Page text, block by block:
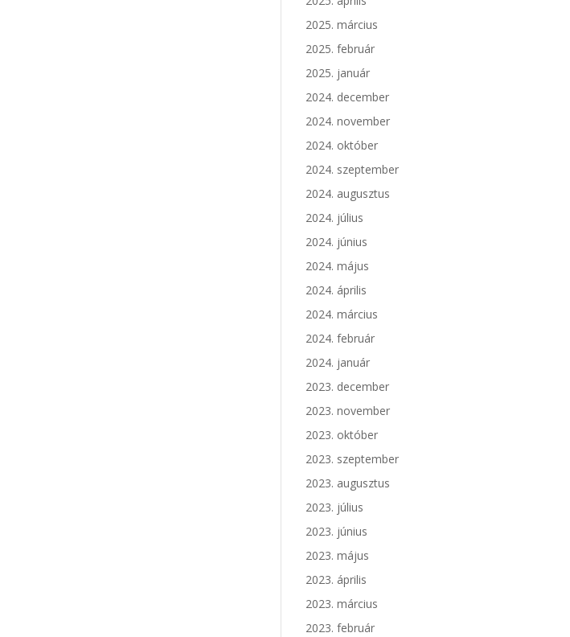
2025. március
2025. február
2025. január
2024. december
2024. november
2024. október
2024. szeptember
2024. augusztus
2024. július
2024. június
2024. május
2024. április
2024. március
2024. február
2024. január
2023. december
2023. november
2023. október
2023. szeptember
2023. augusztus
2023. július
2023. június
2023. május
2023. április
2023. március
2023. február